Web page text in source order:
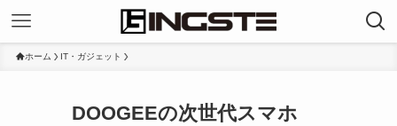
ホーム IT・ガジェット
DOOGEEの次世代スマホ